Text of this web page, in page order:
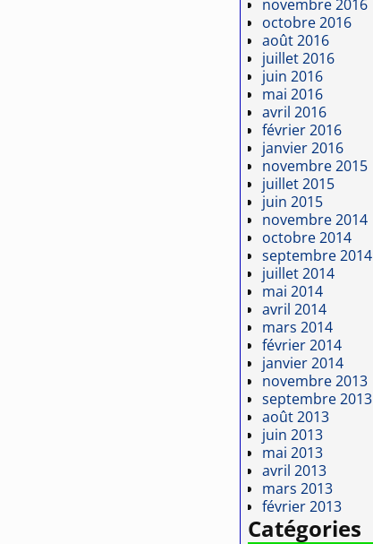
novembre 2016
octobre 2016
août 2016
juillet 2016
juin 2016
mai 2016
avril 2016
février 2016
janvier 2016
novembre 2015
juillet 2015
juin 2015
novembre 2014
octobre 2014
septembre 2014
juillet 2014
mai 2014
avril 2014
mars 2014
février 2014
janvier 2014
novembre 2013
septembre 2013
août 2013
juin 2013
mai 2013
avril 2013
mars 2013
février 2013
Catégories